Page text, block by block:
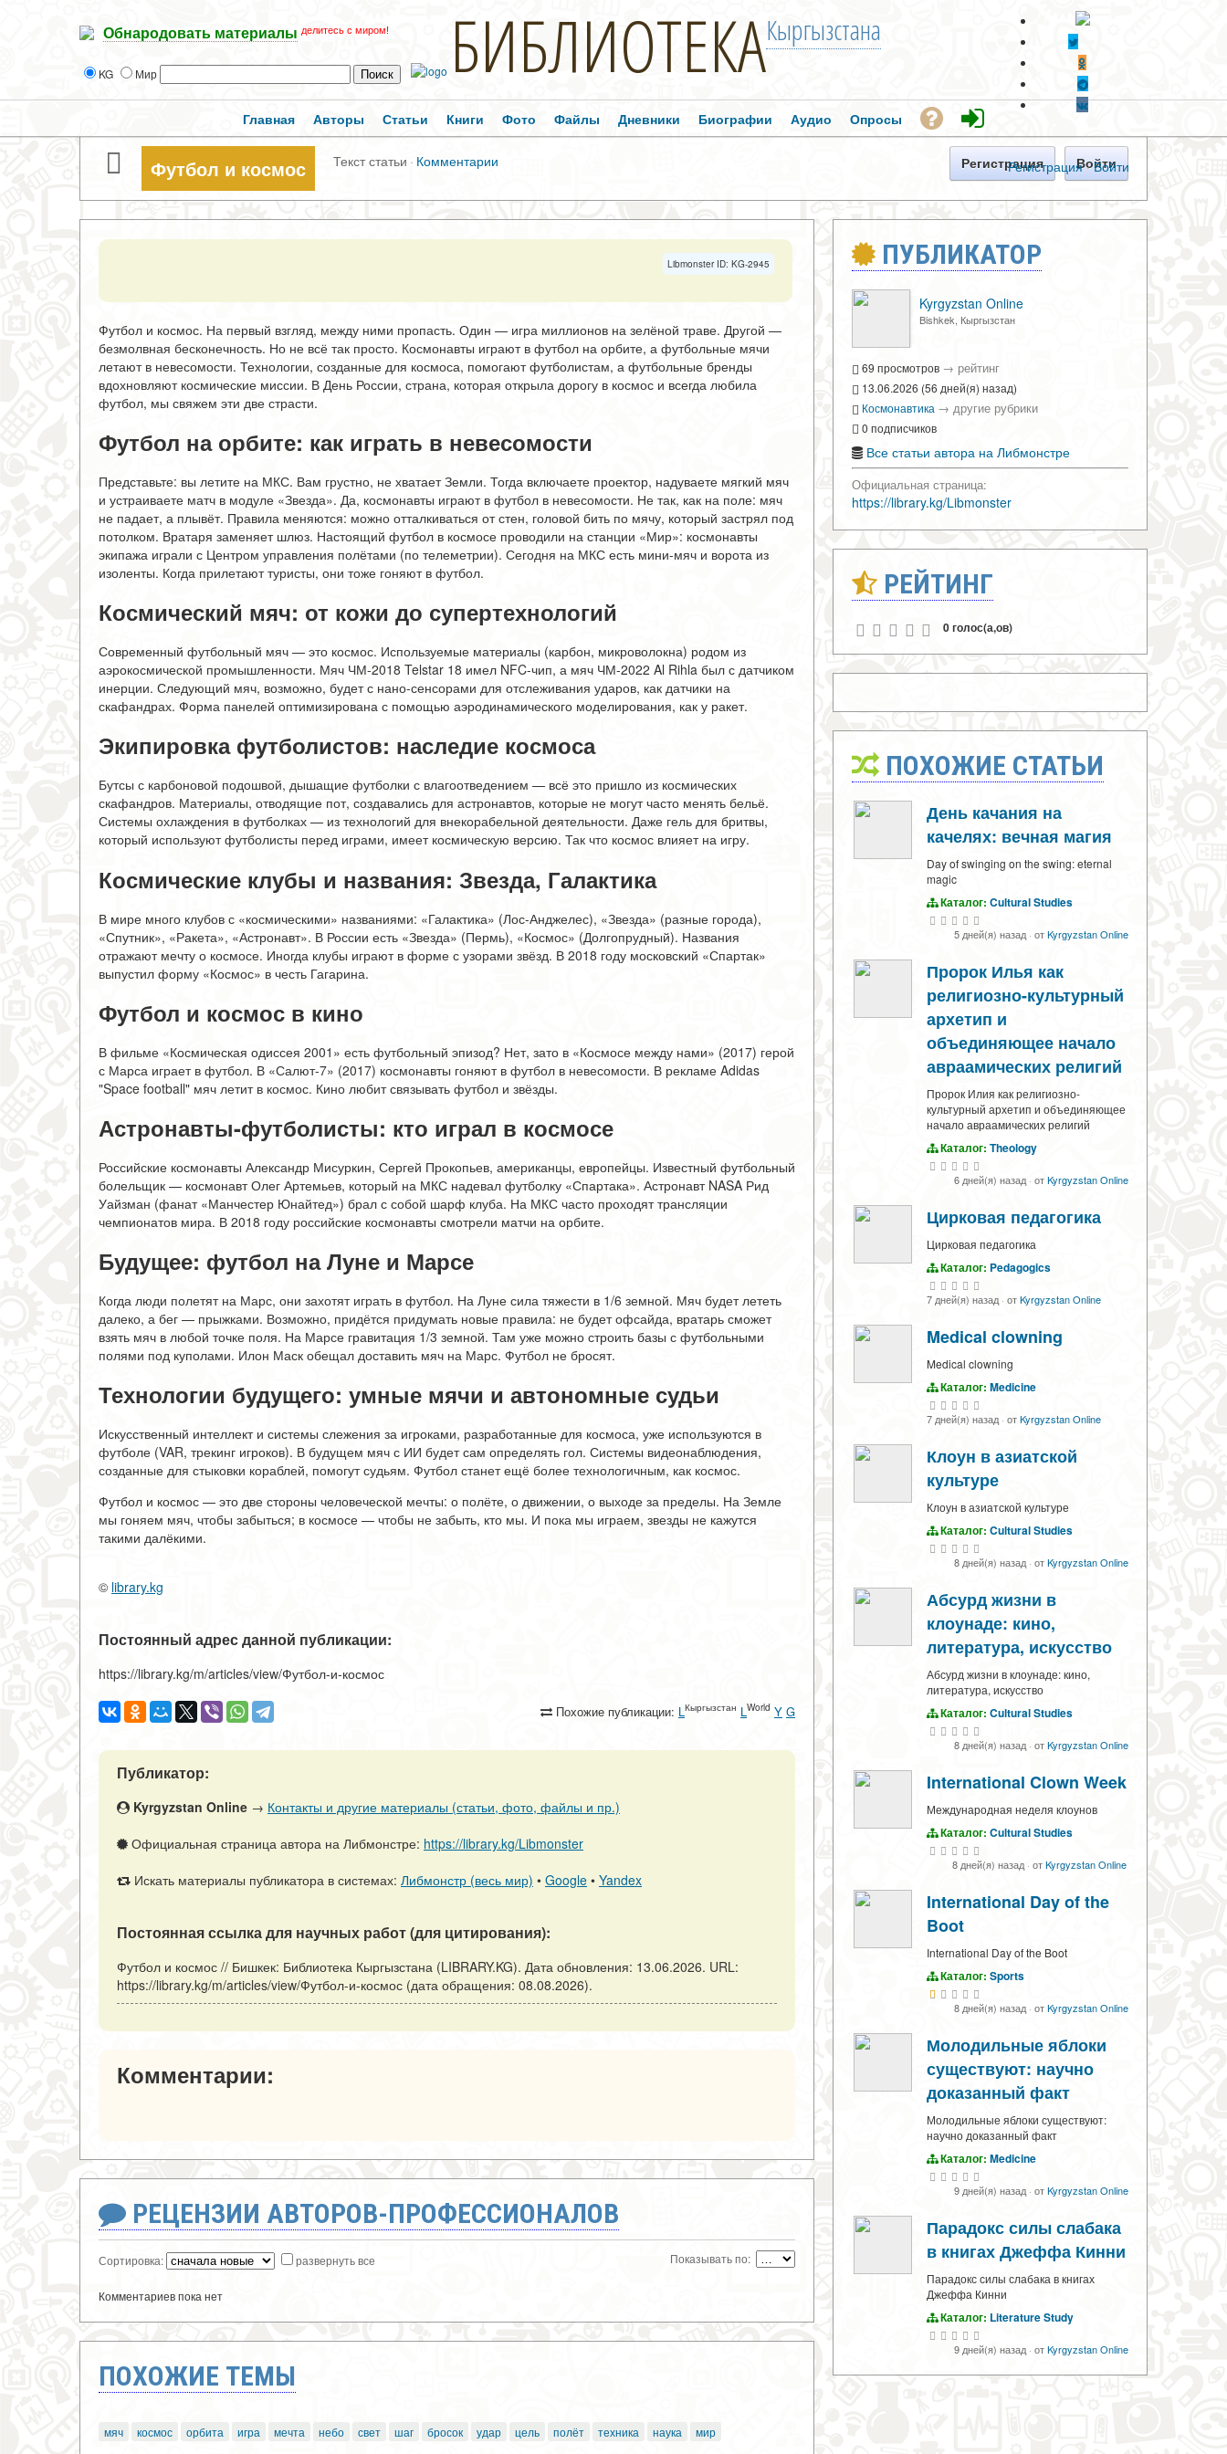
Обнародовать материалы делитесь с миром!
KG Мир БИБЛИОТЕКАКыргызстана
Регистрация · Войти
Главная Авторы Статьи Книги Фото Файлы Дневники Биографии Аудио Опросы
Футбол и космос Текст статьи · Комментарии Регистрация Войти
Libmonster ID: KG-2945
Футбол и космос. На первый взгляд, между ними пропасть. Один — игра миллионов на зелёной траве. Другой —
безмолвная бесконечность. Но не всё так просто. Космонавты играют в футбол на орбите, а футбольные мячи
летают в невесомости. Технологии, созданные для космоса, помогают футболистам, а футбольные бренды
вдохновляют космические миссии. В День России, страна, которая открыла дорогу в космос и всегда любила
футбол, мы свяжем эти две страсти.
Футбол на орбите: как играть в невесомости
Представьте: вы летите на МКС. Вам грустно, не хватает Земли. Тогда включаете проектор, надуваете мягкий мяч
и устраиваете матч в модуле «Звезда». Да, космонавты играют в футбол в невесомости. Не так, как на поле: мяч
не падает, а плывёт. Правила меняются: можно отталкиваться от стен, головой бить по мячу, который застрял под
потолком. Вратаря заменяет шлюз. Настоящий футбол в космосе проводили на станции «Мир»: космонавты
экипажа играли с Центром управления полётами (по телеметрии). Сегодня на МКС есть мини-мяч и ворота из
изоленты. Когда прилетают туристы, они тоже гоняют в футбол.
Космический мяч: от кожи до супертехнологий
Современный футбольный мяч — это космос. Используемые материалы (карбон, микроволокна) родом из
аэрокосмической промышленности. Мяч ЧМ-2018 Telstar 18 имел NFC-чип, а мяч ЧМ-2022 Al Rihla был с датчиком
инерции. Следующий мяч, возможно, будет с нано-сенсорами для отслеживания ударов, как датчики на
скафандрах. Форма панелей оптимизирована с помощью аэродинамического моделирования, как у ракет.
Экипировка футболистов: наследие космоса
Бутсы с карбоновой подошвой, дышащие футболки с влагоотведением — всё это пришло из космических
скафандров. Материалы, отводящие пот, создавались для астронавтов, которые не могут часто менять бельё.
Системы охлаждения в футболках — из технологий для внекорабельной деятельности. Даже гель для бритвы,
который используют футболисты перед играми, имеет космическую версию. Так что космос влияет на игру.
Космические клубы и названия: Звезда, Галактика
В мире много клубов с «космическими» названиями: «Галактика» (Лос-Анджелес), «Звезда» (разные города),
«Спутник», «Ракета», «Астронавт». В России есть «Звезда» (Пермь), «Космос» (Долгопрудный). Названия
отражают мечту о космосе. Иногда клубы играют в форме с узорами звёзд. В 2018 году московский «Спартак»
выпустил форму «Космос» в честь Гагарина.
Футбол и космос в кино
В фильме «Космическая одиссея 2001» есть футбольный эпизод? Нет, зато в «Космосе между нами» (2017) герой
с Марса играет в футбол. В «Салют-7» (2017) космонавты гоняют в футбол в невесомости. В рекламе Adidas
"Space football" мяч летит в космос. Кино любит связывать футбол и звёзды.
Астронавты-футболисты: кто играл в космосе
Российские космонавты Александр Мисуркин, Сергей Прокопьев, американцы, европейцы. Известный футбольный
болельщик — космонавт Олег Артемьев, который на МКС надевал футболку «Спартака». Астронавт NASA Рид
Уайзман (фанат «Манчестер Юнайтед») брал с собой шарф клуба. На МКС часто проходят трансляции
чемпионатов мира. В 2018 году российские космонавты смотрели матчи на орбите.
Будущее: футбол на Луне и Марсе
Когда люди полетят на Марс, они захотят играть в футбол. На Луне сила тяжести в 1/6 земной. Мяч будет лететь
далеко, а бег — прыжками. Возможно, придётся придумать новые правила: не будет офсайда, вратарь сможет
взять мяч в любой точке поля. На Марсе гравитация 1/3 земной. Там уже можно строить базы с футбольными
полями под куполами. Илон Маск обещал доставить мяч на Марс. Футбол не бросят.
Технологии будущего: умные мячи и автономные судьи
Искусственный интеллект и системы слежения за игроками, разработанные для космоса, уже используются в
футболе (VAR, трекинг игроков). В будущем мяч с ИИ будет сам определять гол. Системы видеонаблюдения,
созданные для стыковки кораблей, помогут судьям. Футбол станет ещё более технологичным, как космос.
Футбол и космос — это две стороны человеческой мечты: о полёте, о движении, о выходе за пределы. На Земле
мы гоняем мяч, чтобы забыться; в космосе — чтобы не забыть, кто мы. И пока мы играем, звезды не кажутся
такими далёкими.
© library.kg
Постоянный адрес данной публикации:
https://library.kg/m/articles/view/Футбол-и-космос
Похожие публикации: L Кыргызстан L World Y G
Публикатор:
Kyrgyzstan Online → Контакты и другие материалы (статьи, фото, файлы и пр.)
Официальная страница автора на Либмонстре: https://library.kg/Libmonster
Искать материалы публикатора в системах: Либмонстр (весь мир) • Google • Yandex
Постоянная ссылка для научных работ (для цитирования):
Футбол и космос // Бишкек: Библиотека Кыргызстана (LIBRARY.KG). Дата обновления: 13.06.2026. URL:
https://library.kg/m/articles/view/Футбол-и-космос (дата обращения: 08.08.2026).
Комментарии:
РЕЦЕНЗИИ АВТОРОВ-ПРОФЕССИОНАЛОВ
Сортировка: развернуть все Показывать по:
Комментариев пока нет
ПОХОЖИЕ ТЕМЫ
мяч космос орбита игра мечта небо свет шаг бросок удар цель полёт техника наука мир
ПУБЛИКАТОР
Kyrgyzstan Online
Bishkek, Кыргызстан
69 просмотров → рейтинг
13.06.2026 (56 дней(я) назад)
Космонавтика → другие рубрики
0 подписчиков
Все статьи автора на Либмонстре
Официальная страница:
https://library.kg/Libmonster
РЕЙТИНГ
0 голос(а,ов)
ПОХОЖИЕ СТАТЬИ
День качания на
качелях: вечная магия
Day of swinging on the swing: eternal
magic
Каталог: Cultural Studies
5 дней(я) назад· отKyrgyzstan Online
Пророк Илья как
религиозно-культурный
архетип и
объединяющее начало
авраамических религий
Пророк Илия как религиозно-
культурный архетип и объединяющее
начало авраамических религий
Каталог: Theology
6 дней(я) назад· отKyrgyzstan Online
Цирковая педагогика
Цирковая педагогика
Каталог: Pedagogics
7 дней(я) назад· отKyrgyzstan Online
Medical clowning
Medical clowning
Каталог: Medicine
7 дней(я) назад· отKyrgyzstan Online
Клоун в азиатской
культуре
Клоун в азиатской культуре
Каталог: Cultural Studies
8 дней(я) назад· отKyrgyzstan Online
Абсурд жизни в
клоунаде: кино,
литература, искусство
Абсурд жизни в клоунаде: кино,
литература, искусство
Каталог: Cultural Studies
8 дней(я) назад· отKyrgyzstan Online
International Clown Week
Международная неделя клоунов
Каталог: Cultural Studies
8 дней(я) назад· отKyrgyzstan Online
International Day of the
Boot
International Day of the Boot
Каталог: Sports
8 дней(я) назад· отKyrgyzstan Online
Молодильные яблоки
существуют: научно
доказанный факт
Молодильные яблоки существуют:
научно доказанный факт
Каталог: Medicine
9 дней(я) назад· отKyrgyzstan Online
Парадокс силы слабака
в книгах Джеффа Кинни
Парадокс силы слабака в книгах
Джеффа Кинни
Каталог: Literature Study
9 дней(я) назад· отKyrgyzstan Online